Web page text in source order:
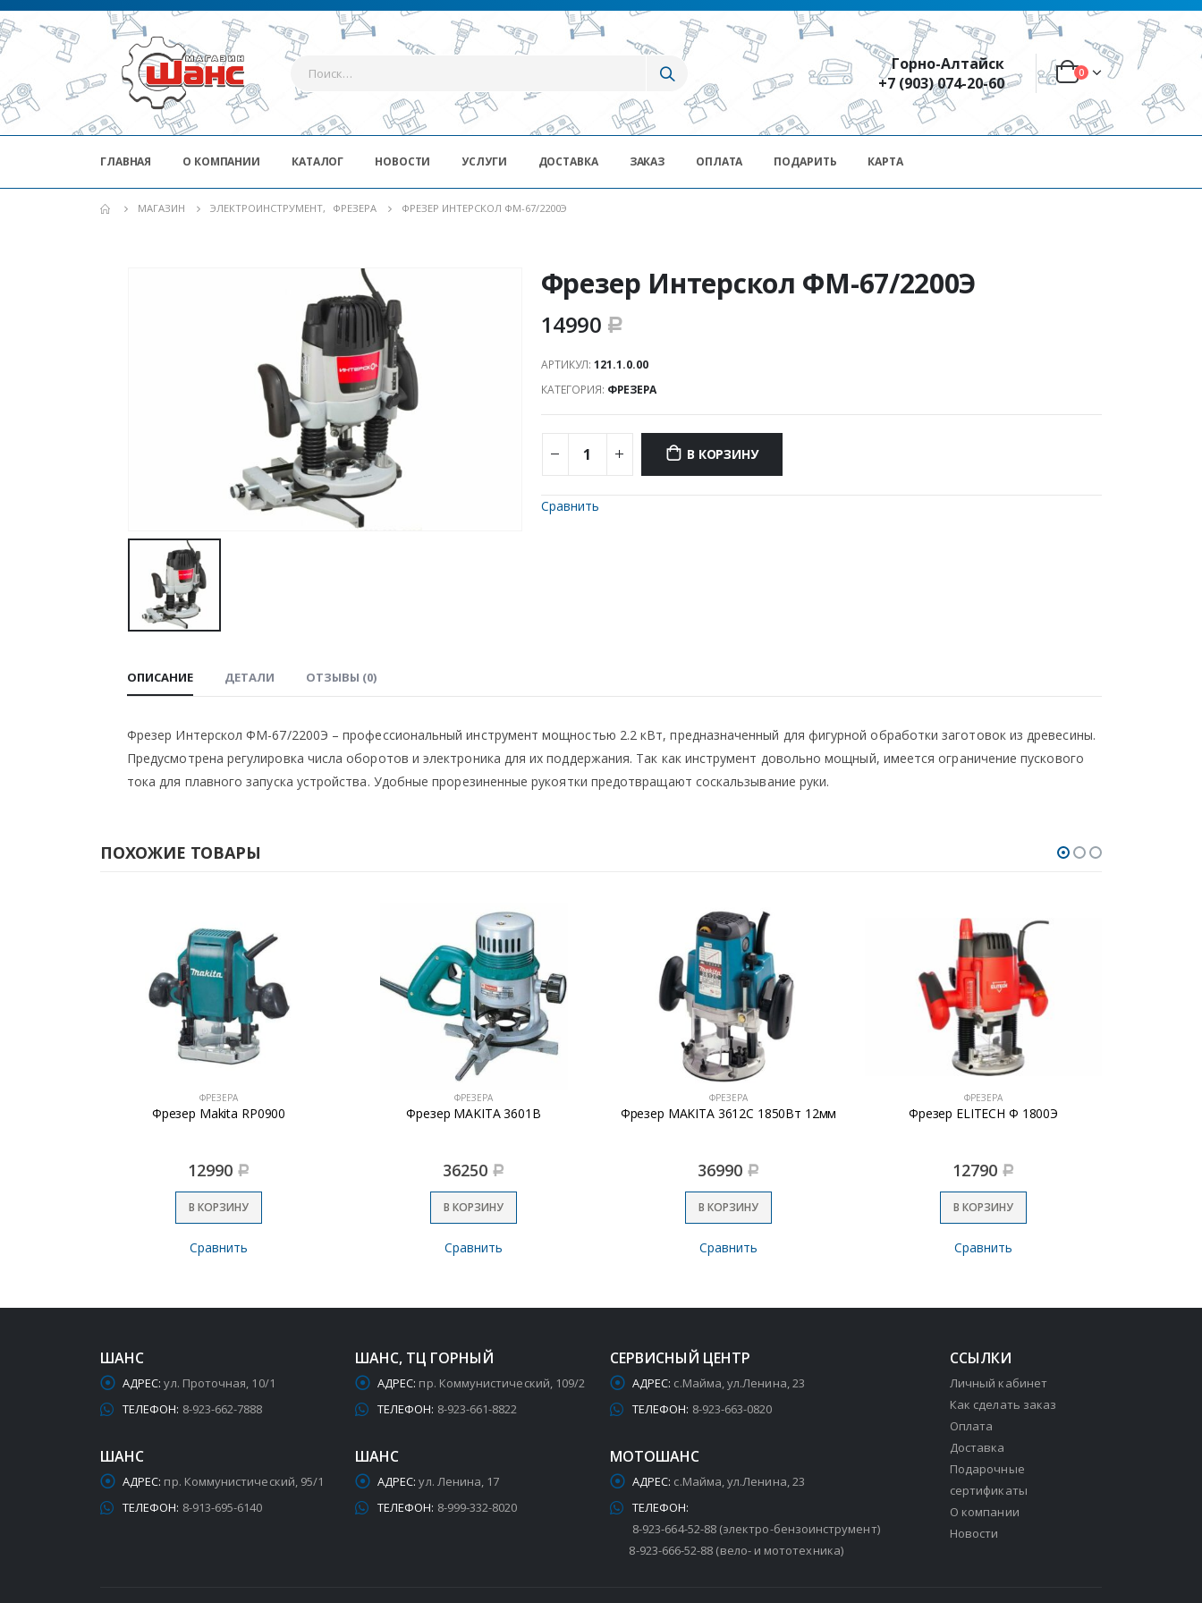
Горно-Алтайск
+7 (903) 074-20-60
0
ГЛАВНАЯ О КОМПАНИИ КАТАЛОГ НОВОСТИ УСЛУГИ ДОСТАВКА ЗАКАЗ ОПЛАТА ПОДАРИТЬ КАРТА
МАГАЗИН ЭЛЕКТРОИНСТРУМЕНТ, ФРЕЗЕРА ФРЕЗЕР ИНТЕРСКОЛ ФМ-67/2200Э
Фрезер Интерскол ФМ-67/2200Э
14990 Р
АРТИКУЛ: 121.1.0.00
КАТЕГОРИЯ: ФРЕЗЕРА
В КОРЗИНУ
Сравнить
ОПИСАНИЕ ДЕТАЛИ ОТЗЫВЫ (0)
Фрезер Интерскол ФМ-67/2200Э – профессиональный инструмент мощностью 2.2 кВт, предназначенный для фигурной обработки заготовок из древесины.
Предусмотрена регулировка числа оборотов и электроника для их поддержания. Так как инструмент довольно мощный, имеется ограничение пускового
тока для плавного запуска устройства. Удобные прорезиненные рукоятки предотвращают соскальзывание руки.
ПОХОЖИЕ ТОВАРЫ
ФРЕЗЕРА
Фрезер Makita RP0900
12990 Р
В КОРЗИНУ
Сравнить
ФРЕЗЕРА
Фрезер MAKITA 3601B
36250 Р
В КОРЗИНУ
Сравнить
ФРЕЗЕРА
Фрезер MAKITA 3612С 1850Вт 12мм
36990 Р
В КОРЗИНУ
Сравнить
ФРЕЗЕРА
Фрезер ELITECH Ф 1800Э
12790 Р
В КОРЗИНУ
Сравнить
ШАНС
АДРЕС: ул. Проточная, 10/1
ТЕЛЕФОН: 8-923-662-7888
ШАНС
АДРЕС: пр. Коммунистический, 95/1
ТЕЛЕФОН: 8-913-695-6140
ШАНС, ТЦ ГОРНЫЙ
АДРЕС: пр. Коммунистический, 109/2
ТЕЛЕФОН: 8-923-661-8822
ШАНС
АДРЕС: ул. Ленина, 17
ТЕЛЕФОН: 8-999-332-8020
СЕРВИСНЫЙ ЦЕНТР
АДРЕС: с.Майма, ул.Ленина, 23
ТЕЛЕФОН: 8-923-663-0820
МОТОШАНС
АДРЕС: с.Майма, ул.Ленина, 23
ТЕЛЕФОН:
8-923-664-52-88 (электро-бензоинструмент)
8-923-666-52-88 (вело- и мототехника)
ССЫЛКИ
Личный кабинет
Как сделать заказ
Оплата
Доставка
Подарочные
сертификаты
О компании
Новости